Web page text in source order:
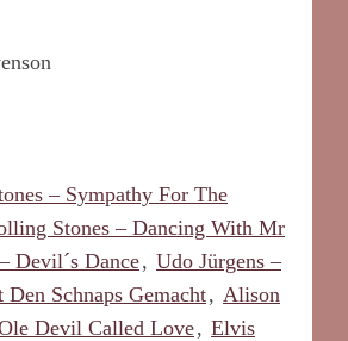
– Sympathy For The
Stones – Dancing With Mr
Devil´s Dance, Udo Jürgens –
Schnaps Gemacht, Alison
Devil Called Love, Elvis